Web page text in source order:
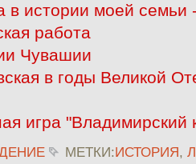
в истории моей семьи
работа
Чувашии
в годы Великой
игра "Владимирский
МЕТКИ:ИСТОРИЯ,